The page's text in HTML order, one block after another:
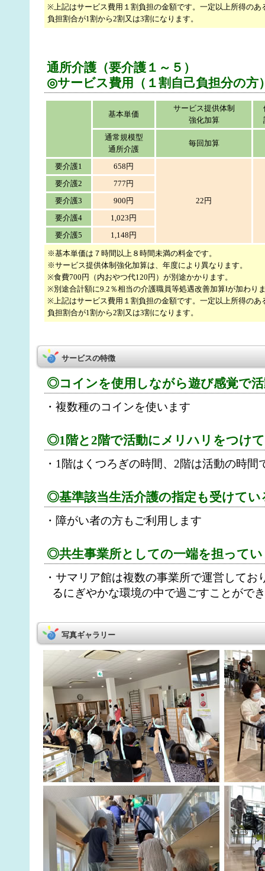
※上記はサービス費用１割負担の金額です。一定以上所得の
負担割合が1割から2割又は3割になります。
通所介護（要介護１～５）
◎サービス費用（１割自己負担分の方
基本単価
サービス提供体制
強化加算
通常規模型
通所介護
毎回加算
要介護1 658円
22円
要介護2
777円
要介護3
900円
要介護4
1,023円
要介護5
1,148円
※基本単価は７時間以上８時間未満の料金です。
※サービス提供体制強化加算は、年度により異なります。
※食費700円（内おやつ代120円）が別途かかります。
※別途合計額に9.2％相当の介護職員等処遇改善加算Ⅰが加わり
※上記はサービス費用１割負担の金額です。一定以上所得の
負担割合が1割から2割又は3割になります。
サービスの特徴
◎コインを使用しながら遊び感覚で
・複数種のコインを使います
◎1階と2階で活動にメリハリをつけ
・1階はくつろぎの時間、2階は活動の時間
◎基準該当生活介護の指定も受けてい
・障がい者の方もご利用します
◎共生事業所としての一端を担って
・サマリア館は複数の事業所で運営してお
るにぎやかな環境の中で過ごすことがで
写真ギャラリー